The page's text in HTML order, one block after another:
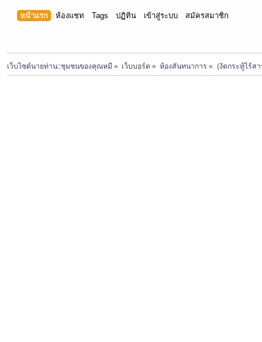
หน้าแรก ห้องแชท Tags ปฏิทิน เข้าสู่ระบบ สมัครสมาชิก
เว็บไซต์นายท่าน::ชุมชนของคุณหมี » เว็บบอร์ด » ห้องสันทนาการ » (งัดกระทู้ไร้ส